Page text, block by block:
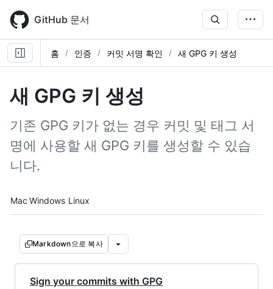
main
content
GitHub 문서
홈 인증 커밋 서명 확인 새 GPG 키 생성
새 GPG 키 생성
기존 GPG 키가 없는 경우 커밋 및 태그 서
명에 사용할 새 GPG 키를 생성할 수 있습
니다.
Platform navigation
Mac Windows Linux
Markdown으로 복사
Sign your commits with GPG